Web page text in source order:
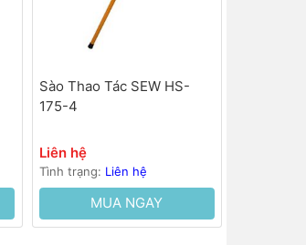
Sào Thao Tác SEW HS-
175-4
Liên hệ
Tình trạng: Liên hệ
MUA NGAY